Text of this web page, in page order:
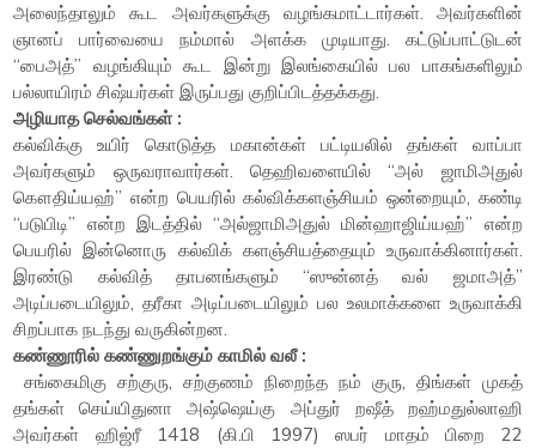
அலைந்தாலும் கூட அவர்களுக்கு வழங்கமாட்டார்கள். அவர்களின்
ஞானப் பார்வையை நம்மால் அளக்க முடியாது. கட்டுப்பாட்டுடன்
“பைஅத்” வழங்கியும் கூட இன்று இலங்கையில் பல பாகங்களிலும்
பல்லாயிரம் சிஷ்யர்கள் இருப்பது குறிப்பிடத்தக்கது.
அழியாத செல்வங்கள் :
கல்விக்கு உயிர் கொடுத்த மகான்கள் பட்டியலில் தங்கள் வாப்பா
அவர்களும் ஒருவராவார்கள். தெஹிவளையில் “அல் ஜாமிஅதுல்
கௌதிய்யஹ்” என்ற பெயரில் கல்விக்களஞ்சியம் ஒன்றையும், கண்டி
“படுபிடி” என்ற இடத்தில் “அல்ஜாமிஅதுல் மின்ஹாஜிய்யஹ்” என்ற
பெயரில் இன்னொரு கல்விக் களஞ்சியத்தையும் உருவாக்கினார்கள்.
இரண்டு கல்வித் தாபனங்களும் “ஸுன்னத் வல் ஜமாஅத்”
அடிப்படையிலும், தரீகா அடிப்படையிலும் பல உலமாக்களை உருவாக்கி
சிறப்பாக நடந்து வருகின்றன.
கண்ணூரில் கண்ணுறங்கும் காமில் வலீ :
சங்கைமிகு சற்குரு, சற்குணம் நிறைந்த நம் குரு, திங்கள் முகத்
தங்கள் செய்யிதுனா அஷ்ஷெய்கு அப்துர் றஷீத் றஹ்மதுல்லாஹி
அவர்கள் ஹிஜ்ரீ 1418 (கி.பி 1997) ஸபர் மாதம் பிறை 22